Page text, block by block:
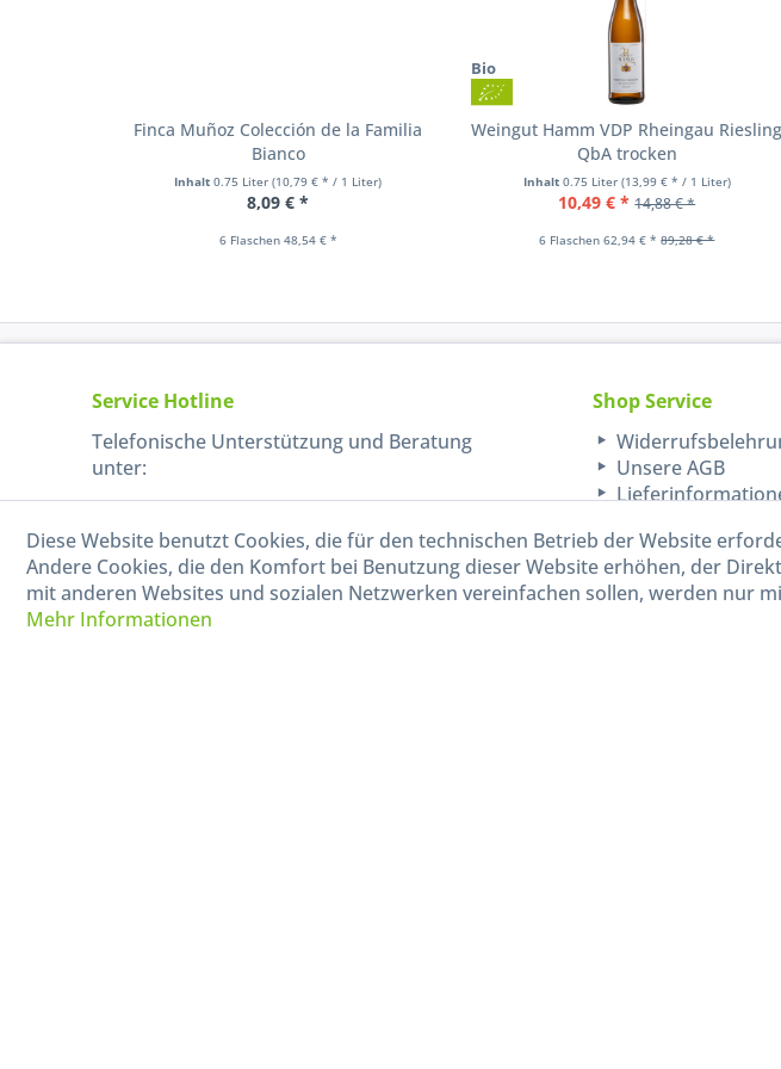
Finca Muñoz Colección de la Familia
Bianco
Inhalt0.75 Liter(10,79 € * / 1 Liter)
8,09 € *
6 Flaschen 48,54 € *
Bio
Weingut Hamm VDP Rheingau Riesling
QbA trocken
Inhalt 0.75 Liter (13,99 € * / 1 Liter)
10,49 € * 14,88 € *
6 Flaschen 62,94 € * 89,28 € *
Service Hotline
Telefonische Unterstützung und Beratung
unter:
040-880 99 770
Mo-Fr, 09:00 - 15:00 Uhr
Shop Service
Unsere AGB
Diese Website benutzt Cookies, die für den technischen Betrieb der Website
Andere Cookies, die den Komfort bei Benutzung dieser Website erhöhen, der
mit anderen Websites und sozialen Netzwerken vereinfachen sollen, werden nur
Mehr Informationen